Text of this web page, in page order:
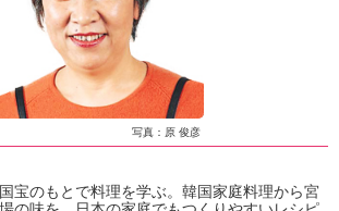
K
エ
デ
ュ
ケ
ー
シ
ナ
写真：原 俊彦
宝のもとで料理を学ぶ。韓国家庭料理から宮